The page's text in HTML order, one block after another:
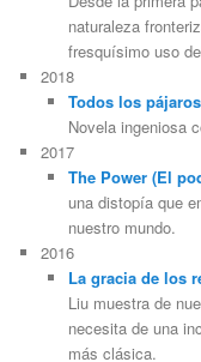
naturaleza
fresquísimo uso
2018
Todos los
Novela ingeniosa
2017
The Power (El
una distopía que
nuestro mundo.
2016
La gracia de los
Liu muestra de
necesita de una
más clásica.